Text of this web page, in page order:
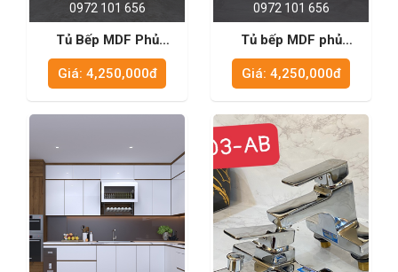
0972 101 656
Tủ Bếp MDF Phủ
Acrylic - TB1003
Giá: 4,250,000đ
0972 101 656
Tủ bếp MDF phủ
Acrylic - TB1002
Giá: 4,250,000đ